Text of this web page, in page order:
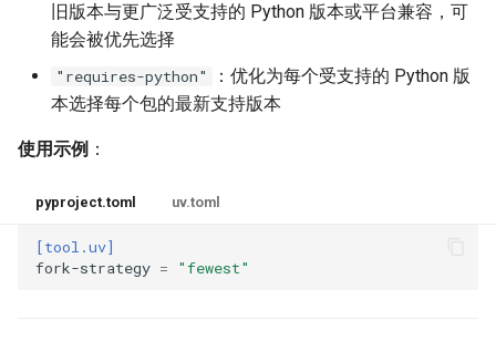
旧版本与更广泛受支持的 Python 版本或平台兼容，可
能会被优先选择
"requires-python"
：优化为每个受支持的 Python 版
本选择每个包的最新支持版本
使用示例 ：
pyproject.toml uv.toml
[tool.uv]
fork-strategy = "fewest"